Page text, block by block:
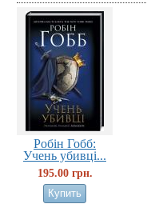
Робін Гобб:
Учень убивці...
195.00 грн.